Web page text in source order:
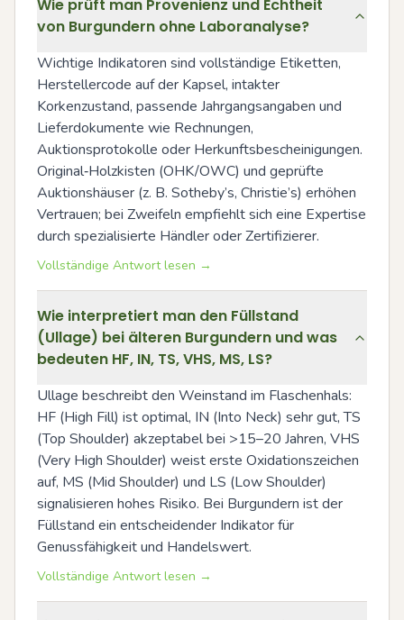
Wie prüft man Provenienz und Echtheit
von Burgundern ohne Laboranalyse?
Wichtige Indikatoren sind vollständige Etiketten,
Herstellercode auf der Kapsel, intakter
Korkenzustand, passende Jahrgangsangaben und
Lieferdokumente wie Rechnungen,
Auktionsprotokolle oder Herkunftsbescheinigungen.
Original‑Holzkisten (OHK/OWC) und geprüfte
Auktionshäuser (z. B. Sotheby’s, Christie’s) erhöhen
Vertrauen; bei Zweifeln empfiehlt sich eine Expertise
durch spezialisierte Händler oder Zertifizierer.
Vollständige Antwort lesen →
Wie interpretiert man den Füllstand
(Ullage) bei älteren Burgundern und was
bedeuten HF, IN, TS, VHS, MS, LS?
Ullage beschreibt den Weinstand im Flaschenhals:
HF (High Fill) ist optimal, IN (Into Neck) sehr gut, TS
(Top Shoulder) akzeptabel bei >15–20 Jahren, VHS
(Very High Shoulder) weist erste Oxidationszeichen
auf, MS (Mid Shoulder) und LS (Low Shoulder)
signalisieren hohes Risiko. Bei Burgundern ist der
Füllstand ein entscheidender Indikator für
Genussfähigkeit und Handelswert.
Vollständige Antwort lesen →